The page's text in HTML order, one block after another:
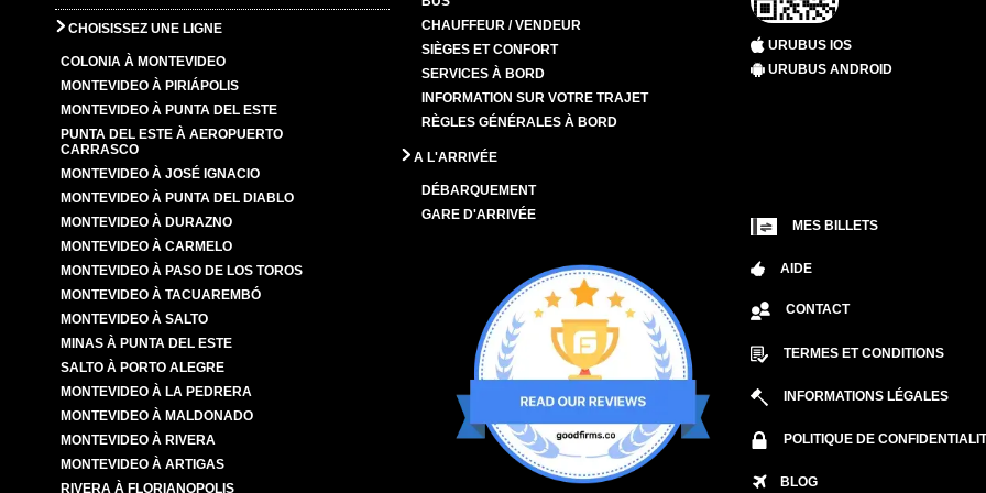
CHOISISSEZ UNE LIGNE
COLONIA À MONTEVIDEO
MONTEVIDEO À PIRIÁPOLIS
MONTEVIDEO À PUNTA DEL ESTE
PUNTA DEL ESTE À AEROPUERTO
CARRASCO
MONTEVIDEO À JOSÉ IGNACIO
MONTEVIDEO À PUNTA DEL DIABLO
MONTEVIDEO À DURAZNO
MONTEVIDEO À CARMELO
MONTEVIDEO À PASO DE LOS TOROS
MONTEVIDEO À TACUAREMBÓ
MONTEVIDEO À SALTO
MINAS À PUNTA DEL ESTE
SALTO À PORTO ALEGRE
MONTEVIDEO À LA PEDRERA
MONTEVIDEO À MALDONADO
MONTEVIDEO À RIVERA
MONTEVIDEO À ARTIGAS
RIVERA À FLORIANOPOLIS
CHAUFFEUR / VENDEUR
SIÈGES ET CONFORT
SERVICES À BORD
INFORMATION SUR VOTRE TRAJET
RÈGLES GÉNÉRALES À BORD
A L'ARRIVÉE
DÉBARQUEMENT
GARE D'ARRIVÉE
URUBUS IOS
URUBUS ANDROID
MES BILLETS
AIDE
CONTACT
TERMES ET CONDITIONS
INFORMATIONS LÉGALES
POLITIQUE DE
BLOG